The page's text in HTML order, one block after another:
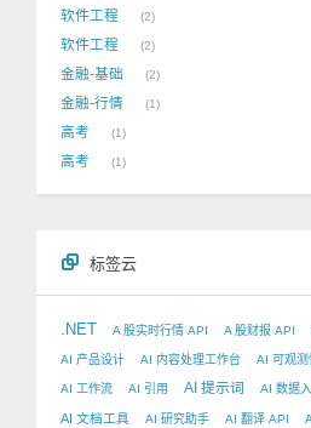
软件工程 2
软件工程 2
金融-基础 2
金融-行情 1
高考 1
高考 1
标签云
.NET A 股实时行情 API A 股财报 API
AI 产品设计 AI 内容处理工作台 AI 可观测
AI 工作流 AI 引用 AI 提示词 AI 数据
AI 文档工具 AI 研究助手 AI 翻译 API